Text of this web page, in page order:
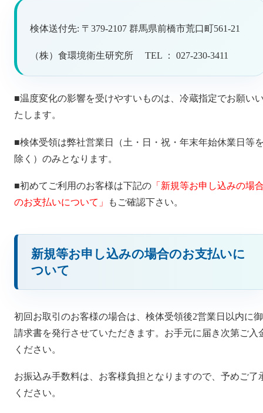
検体送付先: 〒379-2107 群馬県前橋市荒口町561-21
（株）食環境衛生研究所 TEL ： 027-230-3411
■温度変化の影響を受けやすいものは、冷蔵指定でお願い
たします。
■検体受領は弊社営業日（土・日・祝・年末年始休業日等
除く）のみとなります。
■初めてご利用のお客様は下記の 「新規等お申し込みの場
のお支払いについて」
もご確認下さい。
新規等お申し込みの場合のお支払いに
ついて
初回お取引のお客様の場合は、検体受領後2営業日以内に御
請求書を発行させていただきます。お手元に届き次第ご入
ください。
お振込み手数料は、お客様負担となりますので、予めご了
ください。